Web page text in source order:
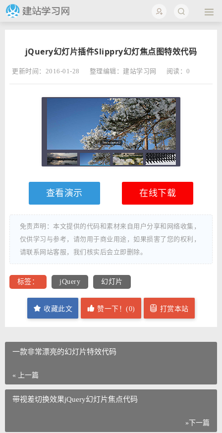
jQuery幻灯片插件Slippry幻灯焦点图特效代码
更新时间：2016-01-28 整理编辑：建站学习网 阅读：0
查看演示 在线下载
免责声明：本文提供的代码和素材来自用户分享和网络收集，
仅供学习与参考，请勿用于商业用途，如果损害了您的权利，
请联系网站客服，我们核实后会立即删除。
标签： jQuery 幻灯片
收藏此文 赞一下！(0) 打赏本站
一款非常漂亮的幻灯片特效代码
« 上一篇
带视差切换效果jQuery幻灯片焦点代码
»下一篇